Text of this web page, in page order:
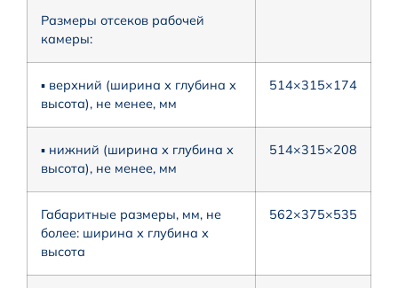
Размеры отсеков рабочей
камеры:
▪ верхний (ширина х глубина х
высота), не менее, мм
514×315×174
▪ нижний (ширина х глубина х
высота), не менее, мм
514×315×208
Габаритные размеры, мм, не
более: ширина х глубина х
высота
562×375×535